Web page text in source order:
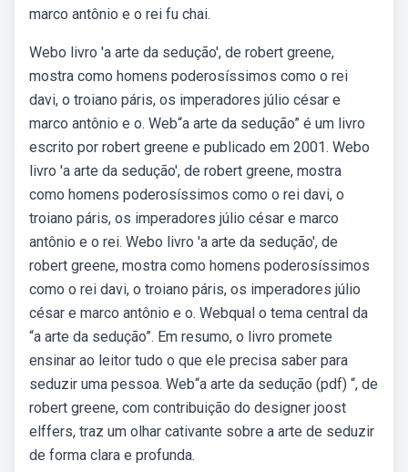
marco antônio e o rei fu chai.
Webo livro 'a arte da sedução', de robert greene,
mostra como homens poderosíssimos como o rei
davi, o troiano páris, os imperadores júlio césar e
marco antônio e o. Web“a arte da sedução” é um livro
escrito por robert greene e publicado em 2001. Webo
livro 'a arte da sedução', de robert greene, mostra
como homens poderosíssimos como o rei davi, o
troiano páris, os imperadores júlio césar e marco
antônio e o rei. Webo livro 'a arte da sedução', de
robert greene, mostra como homens poderosíssimos
como o rei davi, o troiano páris, os imperadores júlio
césar e marco antônio e o. Webqual o tema central da
“a arte da sedução”. Em resumo, o livro promete
ensinar ao leitor tudo o que ele precisa saber para
seduzir uma pessoa. Web“a arte da sedução (pdf) “, de
robert greene, com contribuição do designer joost
elffers, traz um olhar cativante sobre a arte de seduzir
de forma clara e profunda.